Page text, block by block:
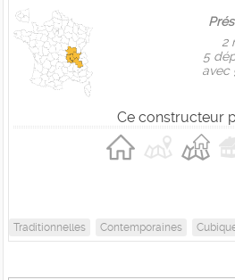
2
5
avec
Ce constructeur
Traditionnelles Contemporaines